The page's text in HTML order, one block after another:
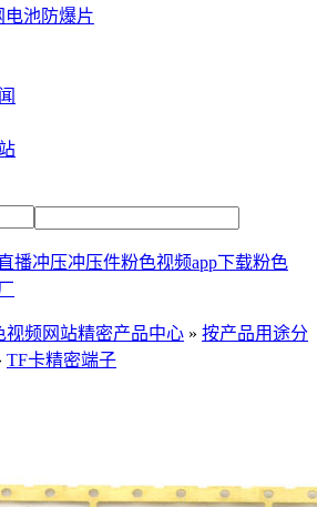
电池防爆片
播冲压冲压件粉色视频app下载粉色
视频网站精密产品中心 » 按产品用途分
TF卡精密端子